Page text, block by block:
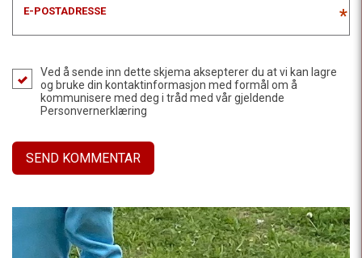
E-POSTADRESSE *
Ved å sende inn dette skjema aksepterer du at vi kan lagre
og bruke din kontaktinformasjon med formål om å
kommunisere med deg i tråd med vår gjeldende
Personvernerklæring